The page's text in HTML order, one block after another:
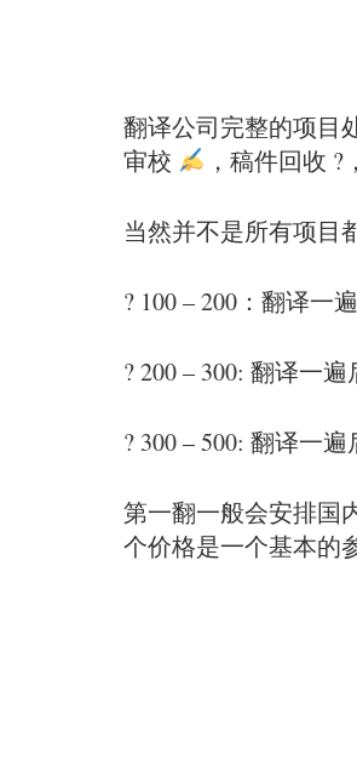
翻译公司完整的项目
审校
，稿件回收 ?
当然并不是所有项目
? 100 – 200：翻译一
? 200 – 300: 翻译一
? 300 – 500: 翻译一
第一翻一般会安排国
个价格是一个基本的